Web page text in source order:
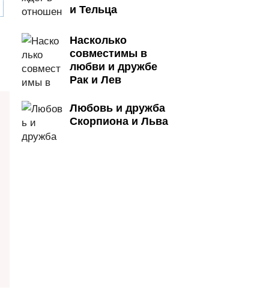
и Тельца
Насколько
совместимы в
любви и дружбе
Рак и Лев
Любовь и дружба
Скорпиона и Льва